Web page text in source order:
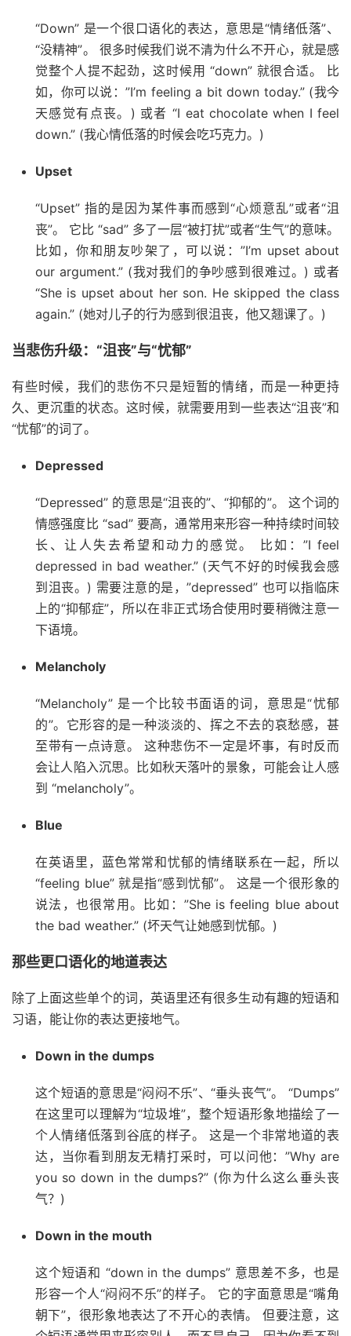
“Down” 是一个很口语化的表达，意思是“情绪低落”、
“没精神”。 很多时候我们说不清为什么不开心，就是感
觉整个人提不起劲，这时候用 “down” 就很合适。 比
如，你可以说：”I’m feeling a bit down today.” (我今
天感觉有点丧。) 或者 “I eat chocolate when I feel
down.” (我心情低落的时候会吃巧克力。)
Upset
“Upset” 指的是因为某件事而感到“心烦意乱”或者“沮
丧”。 它比 “sad” 多了一层“被打扰”或者“生气”的意味。
比如，你和朋友吵架了，可以说：”I’m upset about
our argument.” (我对我们的争吵感到很难过。) 或者
“She is upset about her son. He skipped the class
again.” (她对儿子的行为感到很沮丧，他又翘课了。)
当悲伤升级：“沮丧”与“忧郁”
有些时候，我们的悲伤不只是短暂的情绪，而是一种更持
久、更沉重的状态。这时候，就需要用到一些表达“沮丧”和
“忧郁”的词了。
Depressed
“Depressed” 的意思是“沮丧的”、“抑郁的”。 这个词的
情感强度比 “sad” 要高，通常用来形容一种持续时间较
长、让人失去希望和动力的感觉。 比如：”I feel
depressed in bad weather.” (天气不好的时候我会感
到沮丧。) 需要注意的是，”depressed” 也可以指临床
上的“抑郁症”，所以在非正式场合使用时要稍微注意一
下语境。
Melancholy
“Melancholy” 是一个比较书面语的词，意思是“忧郁
的”。它形容的是一种淡淡的、挥之不去的哀愁感，甚
至带有一点诗意。 这种悲伤不一定是坏事，有时反而
会让人陷入沉思。比如秋天落叶的景象，可能会让人感
到 “melancholy”。
Blue
在英语里，蓝色常常和忧郁的情绪联系在一起，所以
“feeling blue” 就是指“感到忧郁”。 这是一个很形象的
说法，也很常用。比如：”She is feeling blue about
the bad weather.” (坏天气让她感到忧郁。)
那些更口语化的地道表达
除了上面这些单个的词，英语里还有很多生动有趣的短语和
习语，能让你的表达更接地气。
Down in the dumps
这个短语的意思是“闷闷不乐”、“垂头丧气”。 “Dumps”
在这里可以理解为“垃圾堆”，整个短语形象地描绘了一
个人情绪低落到谷底的样子。 这是一个非常地道的表
达，当你看到朋友无精打采时，可以问他：”Why are
you so down in the dumps?” (你为什么这么垂头丧
气？)
Down in the mouth
这个短语和 “down in the dumps” 意思差不多，也是
形容一个人“闷闷不乐”的样子。 它的字面意思是“嘴角
朝下”，很形象地表达了不开心的表情。 但要注意，这